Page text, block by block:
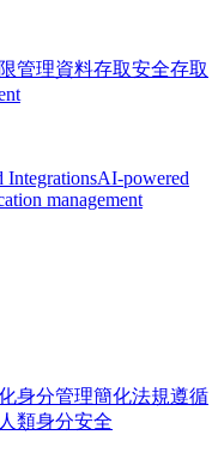
管理資料存取安全存取
IntegrationsAI-powered
management
身分管理簡化法規遵循
類身分安全